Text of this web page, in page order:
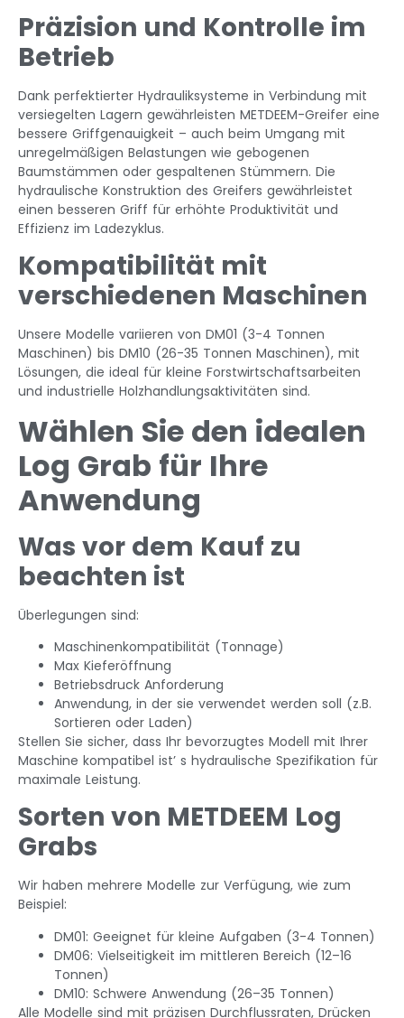
Präzision und Kontrolle im
Betrieb
Dank perfektierter Hydrauliksysteme in Verbindung mit
versiegelten Lagern gewährleisten METDEEM-Greifer eine
bessere Griffgenauigkeit – auch beim Umgang mit
unregelmäßigen Belastungen wie gebogenen
Baumstämmen oder gespaltenen Stümmern. Die
hydraulische Konstruktion des Greifers gewährleistet
einen besseren Griff für erhöhte Produktivität und
Effizienz im Ladezyklus.
Kompatibilität mit
verschiedenen Maschinen
Unsere Modelle variieren von DM01 (3-4 Tonnen
Maschinen) bis DM10 (26-35 Tonnen Maschinen), mit
Lösungen, die ideal für kleine Forstwirtschaftsarbeiten
und industrielle Holzhandlungsaktivitäten sind.
Wählen Sie den idealen
Log Grab für Ihre
Anwendung
Was vor dem Kauf zu
beachten ist
Überlegungen sind:
Maschinenkompatibilität (Tonnage)
Max Kieferöffnung
Betriebsdruck Anforderung
Anwendung, in der sie verwendet werden soll (z.B.
Sortieren oder Laden)
Stellen Sie sicher, dass Ihr bevorzugtes Modell mit Ihrer
Maschine kompatibel ist’ s hydraulische Spezifikation für
maximale Leistung.
Sorten von METDEEM Log
Grabs
Wir haben mehrere Modelle zur Verfügung, wie zum
Beispiel:
DM01: Geeignet für kleine Aufgaben (3-4 Tonnen)
DM06: Vielseitigkeit im mittleren Bereich (12–16
Tonnen)
DM10: Schwere Anwendung (26–35 Tonnen)
Alle Modelle sind mit präzisen Durchflussraten, Drücken